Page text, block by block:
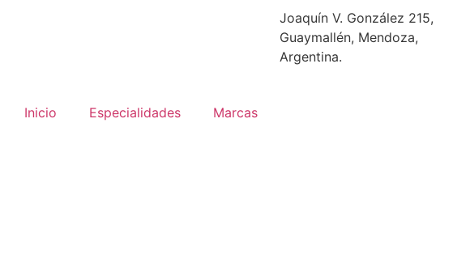
Joaquín V. González 215,
Guaymallén, Mendoza,
Argentina.
Inicio Especialidades Marcas